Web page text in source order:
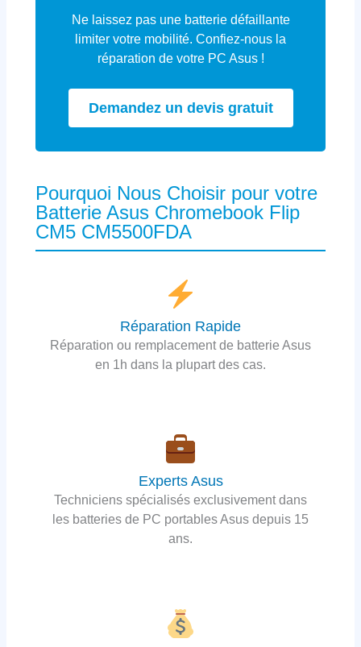
Ne laissez pas une batterie défaillante
limiter votre mobilité. Confiez-nous la
réparation de votre PC Asus !
Demandez un devis gratuit
Pourquoi Nous Choisir pour votre
Batterie Asus Chromebook Flip
CM5 CM5500FDA
Réparation Rapide
Réparation ou remplacement de batterie Asus
en 1h dans la plupart des cas.
Experts Asus
Techniciens spécialisés exclusivement dans
les batteries de PC portables Asus depuis 15
ans.